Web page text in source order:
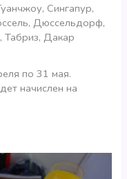
Сингапур,
Дюссельдорф,
Дакар
по 31 мая.
начислен на